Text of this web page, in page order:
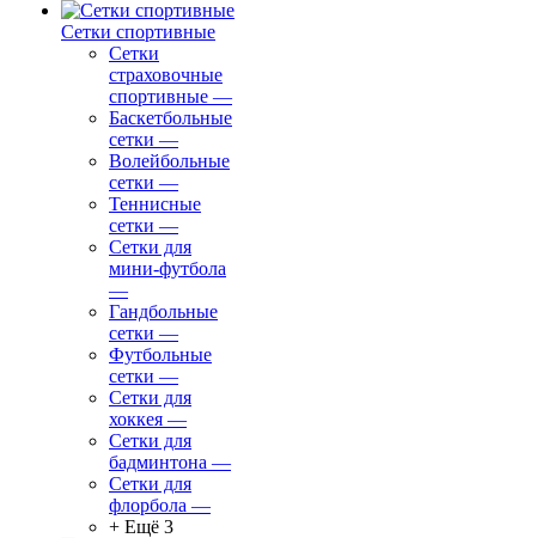
Сетки спортивные
Сетки
страховочные
спортивные —
Баскетбольные
сетки —
Волейбольные
сетки —
Теннисные
сетки —
Сетки для
мини-футбола
—
Гандбольные
сетки —
Футбольные
сетки —
Сетки для
хоккея —
Сетки для
бадминтона —
Сетки для
флорбола —
+ Ещё 3